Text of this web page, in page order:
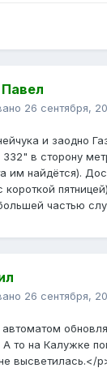
26 сентября,
и заодно
в сторону
им найдётся).
частью
26 сентября,
автоматом
то на Калужке
высветилась.</